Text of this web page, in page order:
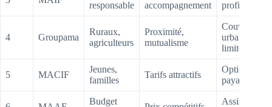
responsable
accompagnement
profils
4 Groupama
Ruraux,
agriculteurs
Proximité,
mutualisme
Couverture
urbaine
limitée
5 MACIF
Jeunes,
familles
Tarifs attractifs
Options
payantes
Budget Assistance